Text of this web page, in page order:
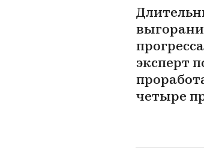
эксперт
четыре